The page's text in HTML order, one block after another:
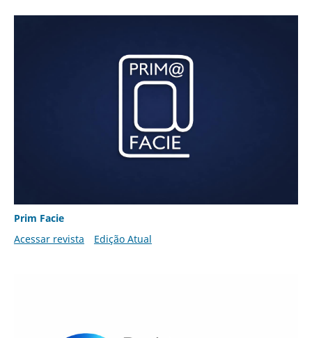
Prim Facie
Acessar revista
Edição Atual